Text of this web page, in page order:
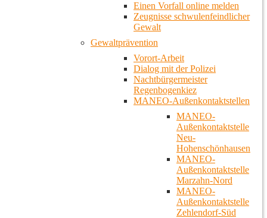
Einen Vorfall online melden
Zeugnisse schwulenfeindlicher
Gewalt
Gewaltprävention
Vorort-Arbeit
Dialog mit der Polizei
Nachtbürgermeister
Regenbogenkiez
MANEO-Außenkontaktstellen
MANEO-
Außenkontaktstelle
Neu-
Hohenschönhausen
MANEO-
Außenkontaktstelle
Marzahn-Nord
MANEO-
Außenkontaktstelle
Zehlendorf-Süd